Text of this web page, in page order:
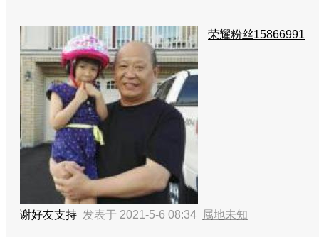
荣耀粉丝15866991
谢好友支持 发表于 2021-5-6 08:34 属地未知